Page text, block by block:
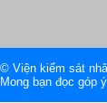
© Viện kiểm sát
Mong bạn đọc góp